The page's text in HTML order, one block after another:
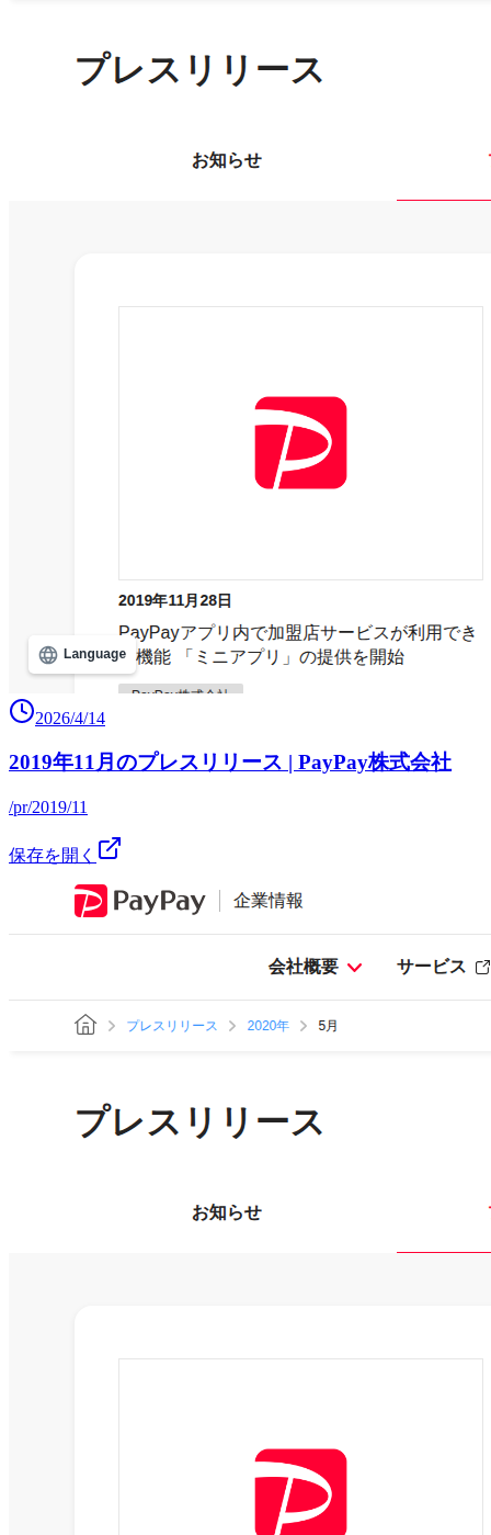
2026/4/14
2019年11月のプレスリリース | PayPay株式会社
/pr/2019/11
保存を開く